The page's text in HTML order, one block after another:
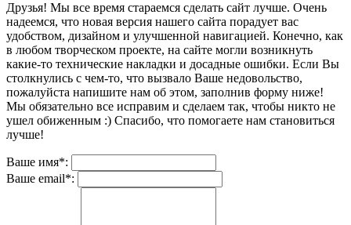
Друзья! Мы все время стараемся сделать сайт лучше. Очень
надеемся, что новая версия нашего сайта порадует вас
удобством, дизайном и улучшенной навигацией. Конечно, как
в любом творческом проекте, на сайте могли возникнуть
какие-то технические накладки и досадные ошибки. Если Вы
столкнулись с чем-то, что вызвало Ваше недовольство,
пожалуйста напишите нам об этом, заполнив форму ниже!
Мы обязательно все исправим и сделаем так, чтобы никто не
ушел обиженным :) Спасибо, что помогаете нам становиться
лучше!
Ваше имя*:
Ваше email*: